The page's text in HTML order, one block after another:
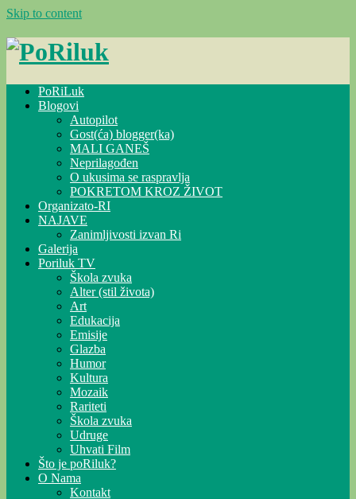
Skip to content
PoRiLuk
Blogovi
Autopilot
Gost(ća) blogger(ka)
MALI GANEŠ
Neprilagođen
O ukusima se raspravlja
POKRETOM KROZ ŽIVOT
Organizato-RI
NAJAVE
Zanimljivosti izvan Ri
Galerija
Poriluk TV
Škola zvuka
Alter (stil života)
Art
Edukacija
Emisije
Glazba
Humor
Kultura
Mozaik
Rariteti
Škola zvuka
Udruge
Uhvati Film
Što je poRiluk?
O Nama
Kontakt